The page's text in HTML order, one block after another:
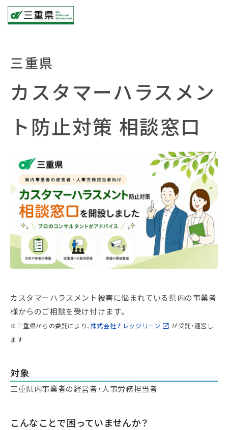
三重県
カスタマーハラスメン
ト防止対策 相談窓口
カスタマーハラスメント被害に悩まれている県内の事業者
様からのご相談を受け付けます。
※三重県からの委託により、株式会社ナレッジリーン
が受託・運営し
ます
対象
三重県内事業者の経営者・人事労務担当者
こんなことで困っていませんか？